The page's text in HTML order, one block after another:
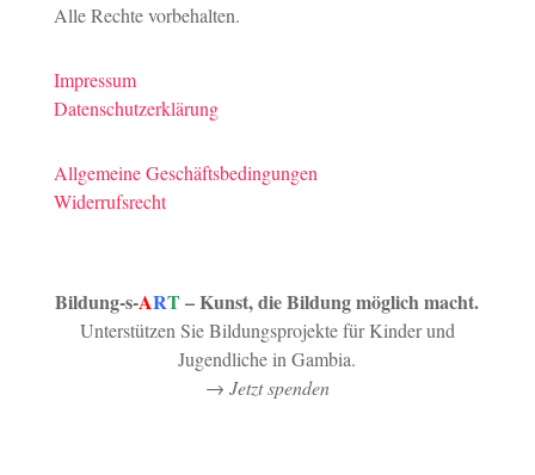
Alle Rechte vorbehalten.
Impressum
Datenschutzerklärung
Allgemeine Geschäftsbedingungen
Widerrufsrecht
Bildung-s-ART– Kunst, die Bildung möglich macht.
Unterstützen Sie Bildungsprojekte für Kinder und
Jugendliche in Gambia.
→ Jetzt spenden